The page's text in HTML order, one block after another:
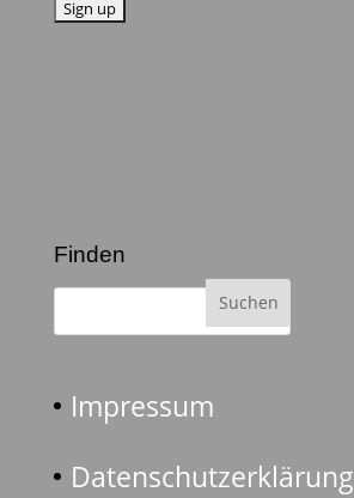
Finden
Impressum
Datenschutzerklärung